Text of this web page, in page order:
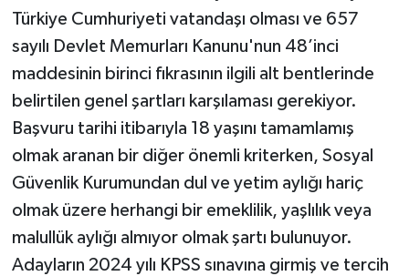
Türkiye Cumhuriyeti vatandaşı olması ve 657
sayılı Devlet Memurları Kanunu'nun 48’inci
maddesinin birinci fıkrasının ilgili alt bentlerinde
belirtilen genel şartları karşılaması gerekiyor.
Başvuru tarihi itibarıyla 18 yaşını tamamlamış
olmak aranan bir diğer önemli kriterken, Sosyal
Güvenlik Kurumundan dul ve yetim aylığı hariç
olmak üzere herhangi bir emeklilik, yaşlılık veya
malullük aylığı almıyor olmak şartı bulunuyor.
Adayların 2024 yılı KPSS sınavına girmiş ve tercih